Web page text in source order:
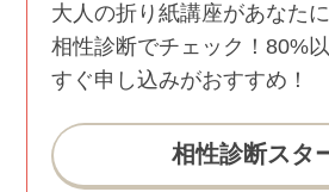
大人の折り紙講座があなた
相性診断でチェック！80%
すぐ申し込みがおすすめ！
相性診断スタ